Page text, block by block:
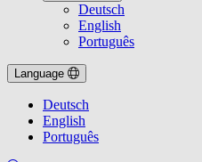
Deutsch
English
Português
Language
Deutsch
English
Português